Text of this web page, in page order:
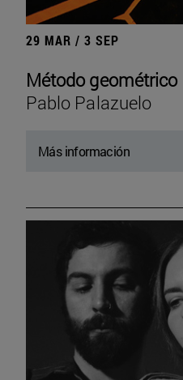
29 MAR / 3 SEP
Método geométrico
Pablo Palazuelo
Más información